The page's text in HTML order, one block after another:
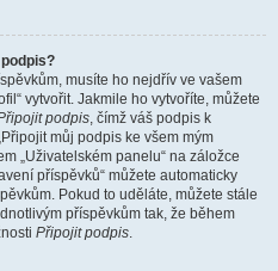
musíte ho nejdřív ve vašem
vytvořit. Jakmile ho vytvoříte, můžete
podpis, čímž váš podpis k
můj podpis ke všem mým
„Uživatelském panelu“ na záložce
příspěvků“ můžete automaticky
Pokud to uděláte, můžete stále
příspěvkům tak, že během
Připojit podpis.